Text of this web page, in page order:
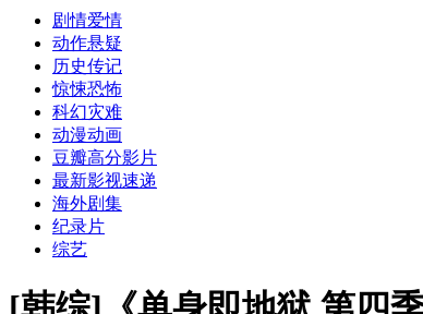
剧情爱情
动作悬疑
历史传记
惊悚恐怖
科幻灾难
动漫动画
豆瓣高分影片
最新影视速递
海外剧集
纪录片
综艺